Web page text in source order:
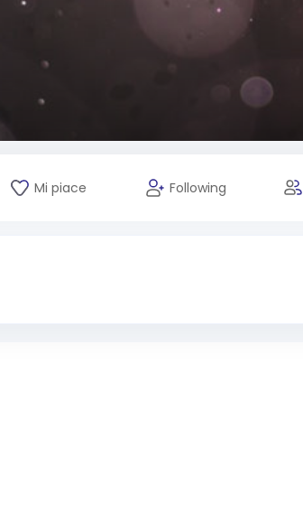
Mi piace Following